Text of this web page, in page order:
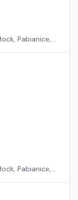
Pabianice,
Pabianice,